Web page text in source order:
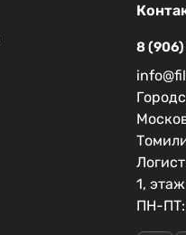
8
1,
ПН-ПТ: